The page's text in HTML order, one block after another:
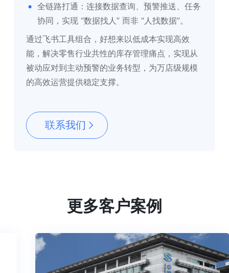
全链路打通 ：连接数据查询、预警推送、任务
协同，实现 “数据找人” 而非 “人找数据”。
通过飞书工具组合，好想来以低成本实现高效
能，解决零售行业共性的库存管理痛点，实现从
被动应对到主动预警的业务转型，为万店级规模
的高效运营提供稳定支撑。
联系我们
更多客户案例